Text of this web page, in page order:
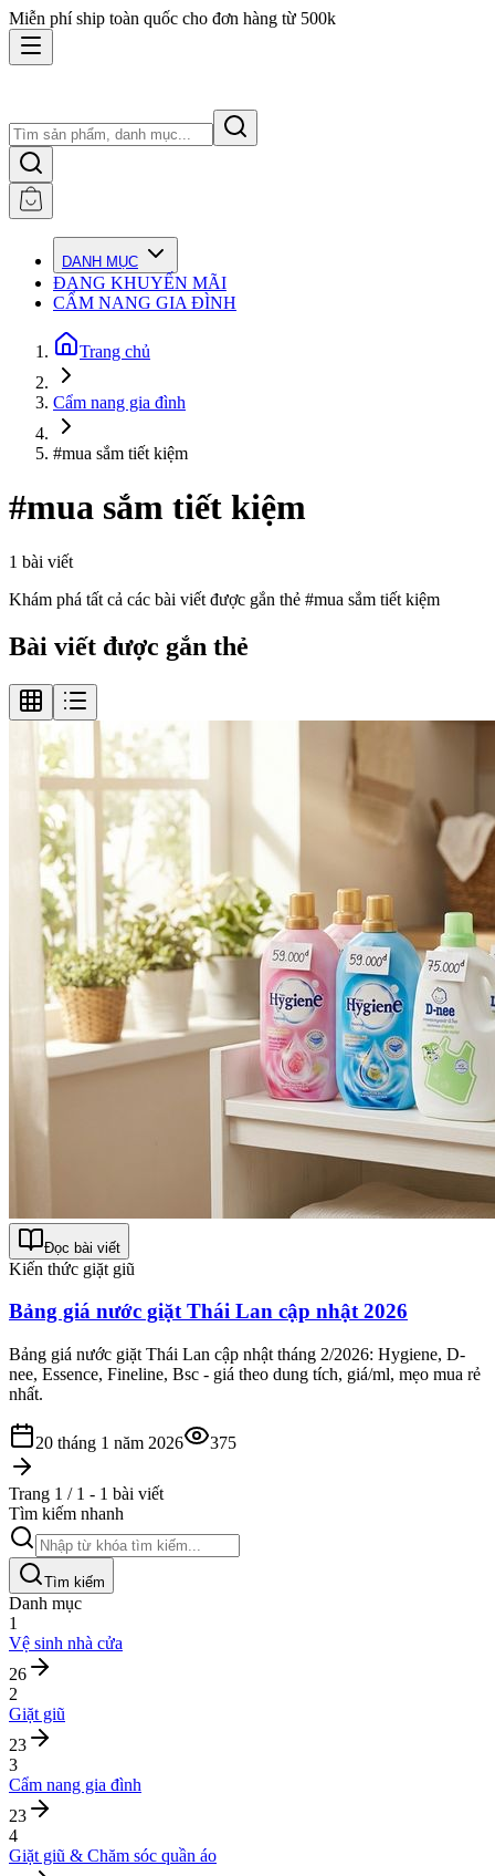
Miễn phí ship toàn quốc cho đơn hàng từ 500k
DANH MỤC
ĐANG KHUYẾN MÃI
CẨM NANG GIA ĐÌNH
Trang chủ
Cẩm nang gia đình
#mua sắm tiết kiệm
#mua sắm tiết kiệm
1 bài viết
Khám phá tất cả các bài viết được gắn thẻ #mua sắm tiết kiệm
Bài viết được gắn thẻ
Đọc bài viết
Kiến thức giặt giũ
Bảng giá nước giặt Thái Lan cập nhật 2026
Bảng giá nước giặt Thái Lan cập nhật tháng 2/2026: Hygiene, D-
nee, Essence, Fineline, Bsc - giá theo dung tích, giá/ml, mẹo mua rẻ
nhất.
20 tháng 1 năm 2026 375
Trang 1 / 1 - 1 bài viết
Tìm kiếm nhanh
Tìm kiếm
Danh mục
1
Vệ sinh nhà cửa
26
2
Giặt giũ
23
3
Cẩm nang gia đình
23
4
Giặt giũ & Chăm sóc quần áo